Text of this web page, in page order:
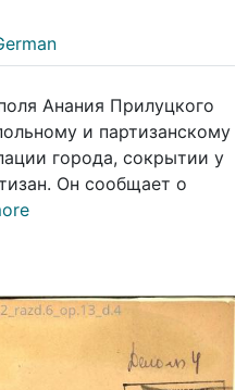
Анания Прилуцкого
и партизанскому
города, сокрытии у
Он сообщает о